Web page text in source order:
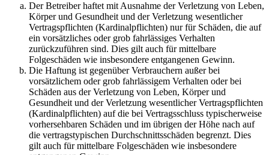
Der Betreiber haftet mit Ausnahme der Verletzung von Leben,
Körper und Gesundheit und der Verletzung wesentlicher
Vertragspflichten (Kardinalpflichten) nur für Schäden, die auf
ein vorsätzliches oder grob fahrlässiges Verhalten
zurückzuführen sind. Dies gilt auch für mittelbare
Folgeschäden wie insbesondere entgangenen Gewinn.
Die Haftung ist gegenüber Verbrauchern außer bei
vorsätzlichem oder grob fahrlässigem Verhalten oder bei
Schäden aus der Verletzung von Leben, Körper und
Gesundheit und der Verletzung wesentlicher Vertragspflichten
(Kardinalpflichten) auf die bei Vertragsschluss typischerweise
vorhersehbaren Schäden und im übrigen der Höhe nach auf
die vertragstypischen Durchschnittsschäden begrenzt. Dies
gilt auch für mittelbare Folgeschäden wie insbesondere